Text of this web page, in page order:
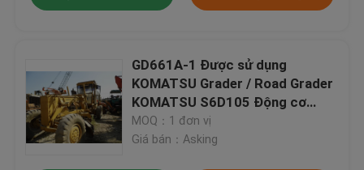
GD661A-1 Được sử dụng
KOMATSU Grader / Road Grader
KOMATSU S6D105 Động cơ
179HP Power
MOQ：1 đơn vị
Giá bán：Asking